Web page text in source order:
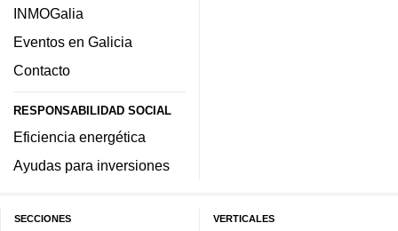
INMOGalia
Eventos en Galicia
Contacto
RESPONSABILIDAD SOCIAL
Eficiencia energética
Ayudas para inversiones
SECCIONES VERTICALES